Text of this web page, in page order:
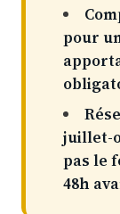
pour
juillet-
pas le
48h